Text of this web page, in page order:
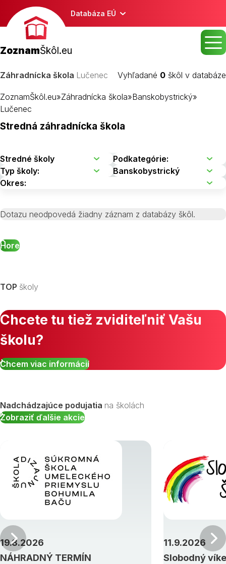
Databáza EÚ
ZoznamŠkôl.eu
Záhradnícka škola Lučenec Vyhľadané 0 škôl v databáze
ZoznamŠkôl.eu»Záhradnícka škola»Banskobystrický»
Lučenec
Stredná záhradnícka škola
Dotazu neodpovedá žiadny záznam z databázy škôl.
Hore
TOP školy
Chcete tu tiež zviditeľniť Vašu
školu?
Chcem viac informácií
Nadchádzajúce podujatia na školách
Zobraziť ďalšie akcie
NÁHRADNÝ TERMÍN
19.8.2026
Slobodný
11.9.2026
Predchádzajúci